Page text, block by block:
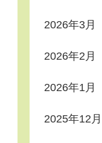
2026年3月
2026年2月
2026年1月
2025年12月